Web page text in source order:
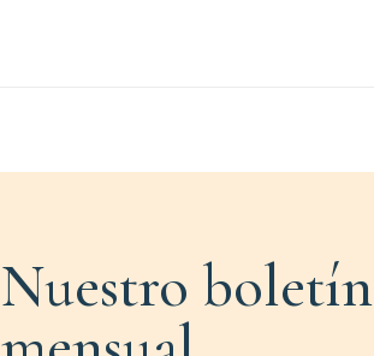
Nuestro boletín